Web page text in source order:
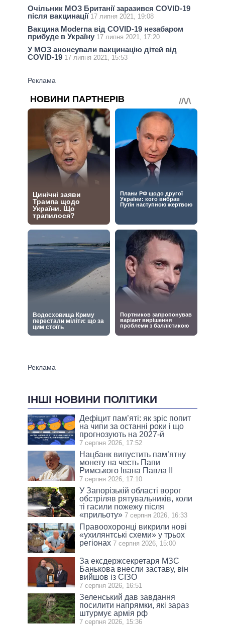
Очільник МОЗ Британії заразився COVID-19
після вакцинації 17 липня 2021, 19:08
Вакцина Moderna від COVID-19 незабаром
прибуде в Україну 17 липня 2021, 17:20
У МОЗ анонсували вакцинацію дітей від
COVID-19 17 липня 2021, 15:53
ІНШІ НОВИНИ ПОЛІТИКИ
Дефіцит пам’яті: як зріс попит
на чипи за останні роки і що
прогнозують на 2027-й
7 серпня 2026, 17:52
Нацбанк випустить пам’ятну
монету на честь Папи
Римського Івана Павла II
7 серпня 2026, 17:10
У Запорізькій області ворог
обстріляв рятувальників, коли
ті гасили пожежу після
«прильоту» 7 серпня 2026, 16:33
Правоохоронці викрили нові
«ухилянтські схеми» у трьох
регіонах 7 серпня 2026, 15:00
За ексдержсекретаря МЗС
Банькова внесли заставу, він
вийшов із СІЗО
7 серпня 2026, 16:51
Зеленський дав завдання
посилити напрямки, які зараз
штурмує армія рф
7 серпня 2026, 15:36